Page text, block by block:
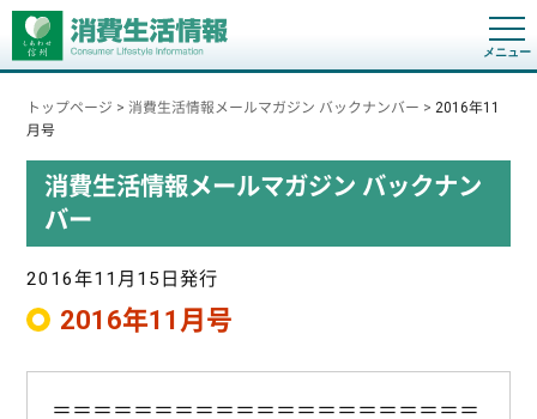
t
o
g
a
トップページ >消費生活情報メールマガジン バックナンバー >2016年11
月号
消費生活情報メールマガジン バックナン
バー
2016年11月15日発行
2016年11月号
＝＝＝＝＝＝＝＝＝＝＝＝＝＝＝＝＝＝＝＝＝